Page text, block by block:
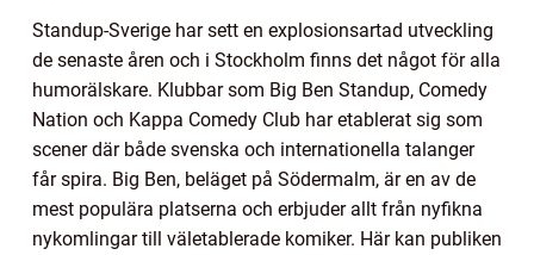
Standup-Sverige har sett en explosionsartad utveckling
de senaste åren och i Stockholm finns det något för alla
humorälskare. Klubbar som Big Ben Standup, Comedy
Nation och Kappa Comedy Club har etablerat sig som
scener där både svenska och internationella talanger
får spira. Big Ben, beläget på Södermalm, är en av de
mest populära platserna och erbjuder allt från nyfikna
nykomlingar till väletablerade komiker. Här kan publiken